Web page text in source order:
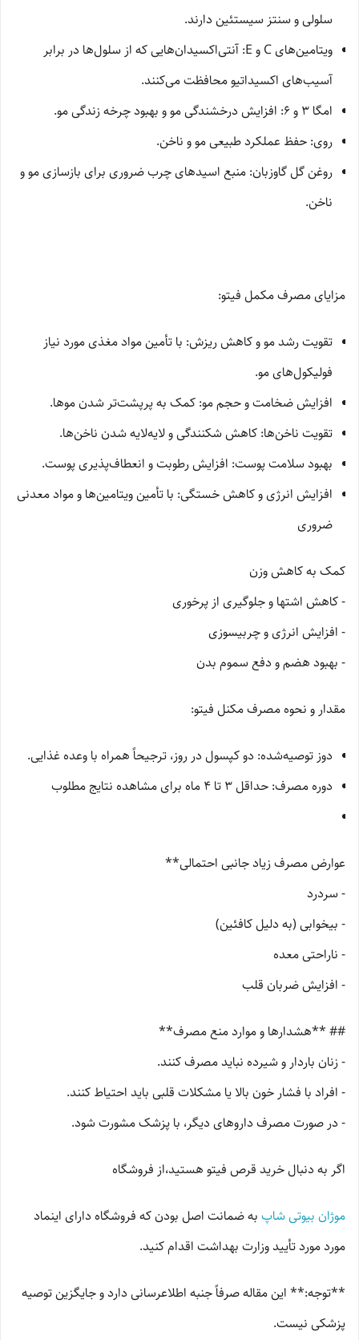
سلولی و سنتز سیستئین دارند.
ویتامین‌های C و E: آنتی‌اکسیدان‌هایی که از سلول‌ها در برابر
آسیب‌های اکسیداتیو محافظت می‌کنند.
امگا 3 و 6: افزایش درخشندگی مو و بهبود چرخه زندگی مو.
روی: حفظ عملکرد طبیعی مو و ناخن.
روغن گل گاوزبان: منبع اسیدهای چرب ضروری برای بازسازی مو و
ناخن.
مزایای مصرف مکمل فیتو:
تقویت رشد مو و کاهش ریزش: با تأمین مواد مغذی مورد نیاز
فولیکول‌های مو.
افزایش ضخامت و حجم مو: کمک به پرپشت‌تر شدن موها.
تقویت ناخن‌ها: کاهش شکنندگی و لایه‌لایه شدن ناخن‌ها.
بهبود سلامت پوست: افزایش رطوبت و انعطاف‌پذیری پوست.
افزایش انرژی و کاهش خستگی: با تأمین ویتامین‌ها و مواد معدنی
ضروری
کمک به کاهش وزن
- کاهش اشتها و جلوگیری از پرخوری
- افزایش انرژی و چربیسوزی
- بهبود هضم و دفع سموم بدن
مقدار و نحوه مصرف مکنل فیتو:
دوز توصیه‌شده: دو کپسول در روز، ترجیحاً همراه با وعده غذایی.
دوره مصرف: حداقل 3 تا 4 ماه برای مشاهده نتایج مطلوب
عوارض مصرف زیاد جانبی احتمالی**
- سردرد
- بیخوابی (به دلیل کافئین)
- ناراحتی معده
- افزایش ضربان قلب
## **هشدارها و موارد منع مصرف**
- زنان باردار و شیرده نباید مصرف کنند.
- افراد با فشار خون بالا یا مشکلات قلبی باید احتیاط کنند.
- در صورت مصرف داروهای دیگر، با پزشک مشورت شود.
اگر به دنبال خرید قرص فیتو هستید،از فروشگاه
موژان بیوتی شاپ به ضمانت اصل بودن که فروشگاه دارای اینماد
مورد مورد تأیید وزارت بهداشت اقدام کنید.
**توجه:** این مقاله صرفاً جنبه اطلاعرسانی دارد و جایگزین توصیه
پزشکی نیست.